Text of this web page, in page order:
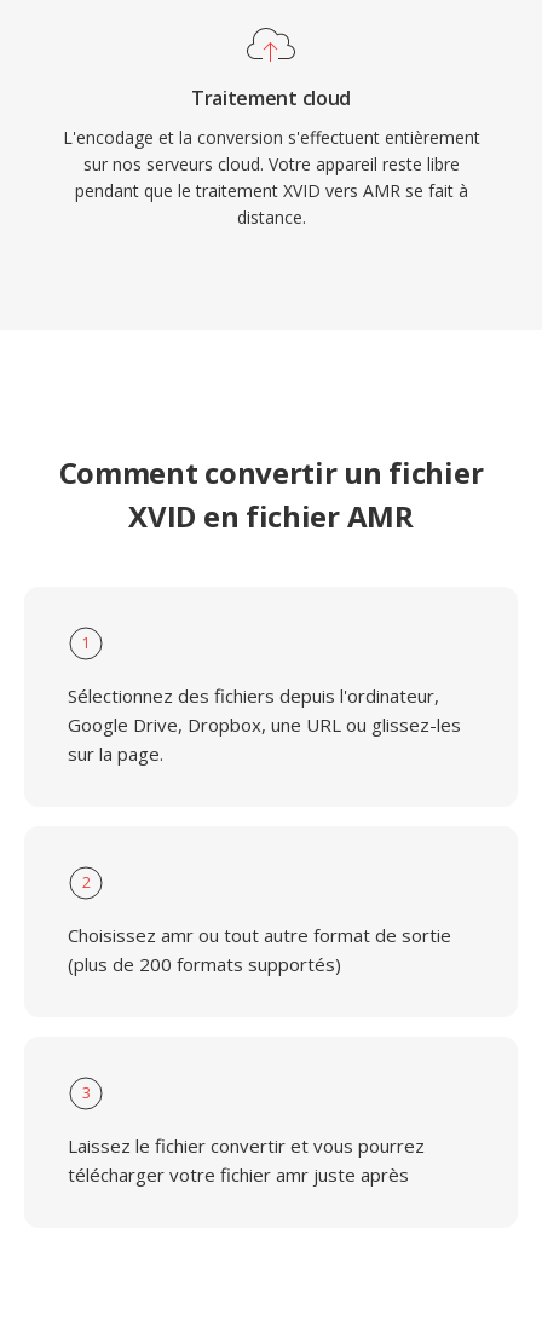
Traitement cloud
L'encodage et la conversion s'effectuent entièrement
sur nos serveurs cloud. Votre appareil reste libre
pendant que le traitement XVID vers AMR se fait à
distance.
Comment convertir un fichier
XVID en fichier AMR
1
Sélectionnez des fichiers depuis l'ordinateur,
Google Drive, Dropbox, une URL ou glissez-les
sur la page.
2
Choisissez amr ou tout autre format de sortie
(plus de 200 formats supportés)
3
Laissez le fichier convertir et vous pourrez
télécharger votre fichier amr juste après